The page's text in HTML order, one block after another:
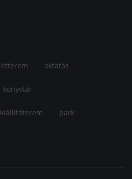
étterem oktatás
könyvtár
kiállítóterem park